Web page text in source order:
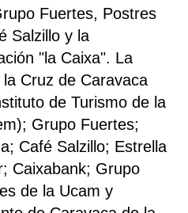
Fuertes, Postres
Salzillo y la
"la Caixa". La
Cruz de Caravaca
de Turismo de la
Grupo Fuertes;
Café Salzillo; Estrella
Caixabank; Grupo
de la Ucam y